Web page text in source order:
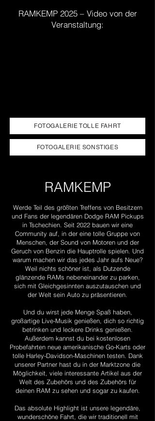
RAMKEMP 2025 – Video von der
Veranstaltung:
FOTOGALERIE TOLLE FAHRT
FOTOGALERIE SONSTIGES
RAMKEMP
Werde Teil des größten Treffens von Besitzern
und Fans der legendären Dodge RAM Pickups
in Tschechien. Seit 2022 bauen wir eine
Community auf, in der eine tolle Gruppe von
Menschen, der Sound von Motoren und der
Geruch von Benzin die Hauptrolle spielen. Und
warum machen wir das jedes Jahr aufs Neue?
Weil nichts schöner ist, als Dutzende
glänzende RAMs nebeneinander zu parken,
sich mit Gleichgesinnten auszutauschen und
der Welt sein Auto zu präsentieren.
Und du wirst jede Menge Spaß haben,
großartige Live-Musik genießen, dich so richtig
betrinken und leckere Drinks genießen.
Außerdem kannst du bei kostenlosen
Probefahrten neue amerikanische Go-Karts oder
tolle Harley-Davidson-Maschinen testen. Dank
unserer Partner hast du in der Marktzone die
Möglichkeit, viele interessante Artikel aus der
Welt des Zubehörs und des Zubehörs für
deinen RAM zu sehen und sogar zu kaufen.
Das absolute Highlight ist unsere legendäre,
wunderschöne Fahrt, die wir traditionell mit